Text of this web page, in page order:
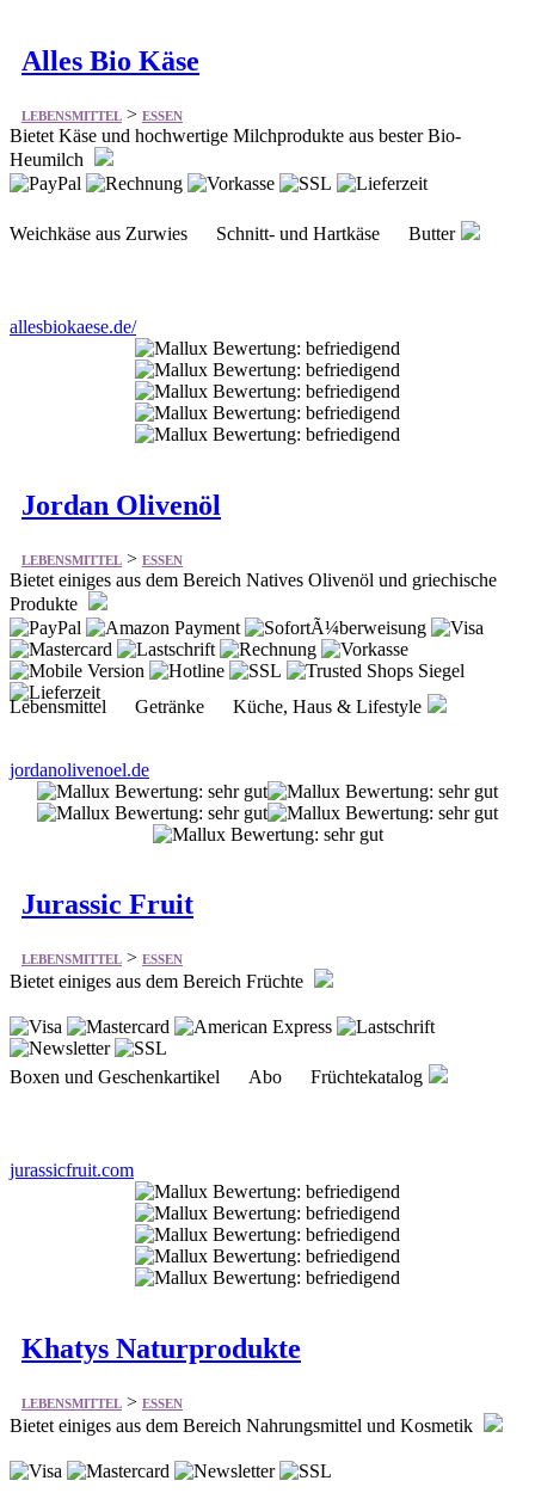
Alles Bio Käse
LEBENSMITTEL > ESSEN
Bietet Käse und hochwertige Milchprodukte aus bester Bio-
Heumilch
Weichkäse aus Zurwies Schnitt- und Hartkäse Butter
allesbiokaese.de/
Jordan Olivenöl
LEBENSMITTEL > ESSEN
Bietet einiges aus dem Bereich Natives Olivenöl und griechische
Produkte
Lebensmittel Getränke Küche, Haus & Lifestyle
jordanolivenoel.de
Jurassic Fruit
LEBENSMITTEL > ESSEN
Bietet einiges aus dem Bereich Früchte
Boxen und Geschenkartikel Abo Früchtekatalog
jurassicfruit.com
Khatys Naturprodukte
LEBENSMITTEL > ESSEN
Bietet einiges aus dem Bereich Nahrungsmittel und Kosmetik